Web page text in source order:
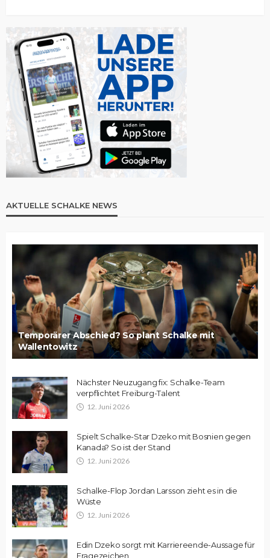
AKTUELLE SCHALKE NEWS
Temporärer Abschied? So plant Schalke mit
Wallentowitz
Nächster Neuzugang fix: Schalke-Team
verpflichtet Freiburg-Talent
12. Juni 2026
Spielt Schalke-Star Dzeko mit Bosnien gegen
Kanada? So ist der Stand
12. Juni 2026
Schalke-Flop Jordan Larsson zieht es in die
Wüste
12. Juni 2026
Edin Dzeko sorgt mit Karriereende-Aussage für
Fragezeichen